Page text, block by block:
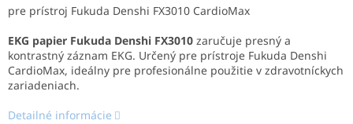
pre prístroj Fukuda Denshi FX3010 CardioMax
EKG papier Fukuda Denshi FX3010 zaručuje presný a
kontrastný záznam EKG. Určený pre prístroje Fukuda Denshi
CardioMax, ideálny pre profesionálne použitie v zdravotníckych
zariadeniach.
Detailné informácie